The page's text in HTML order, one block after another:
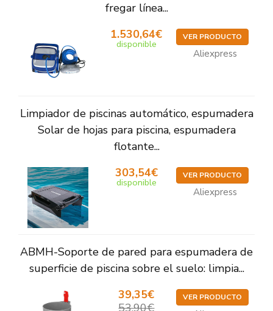
fregar línea...
1.530,64€
disponible
VER PRODUCTO
Aliexpress
Limpiador de piscinas automático, espumadera
Solar de hojas para piscina, espumadera
flotante...
303,54€
disponible
VER PRODUCTO
Aliexpress
ABMH-Soporte de pared para espumadera de
superficie de piscina sobre el suelo: limpia...
39,35€
VER PRODUCTO